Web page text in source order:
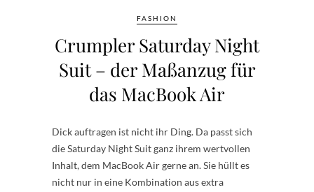
FASHION
Crumpler Saturday Night
Suit – der Maßanzug für
das MacBook Air
Dick auftragen ist nicht ihr Ding. Da passt sich
die Saturday Night Suit ganz ihrem wertvollen
Inhalt, dem MacBook Air gerne an. Sie hüllt es
nicht nur in eine Kombination aus extra